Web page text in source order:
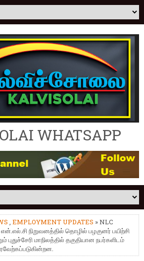
WHATSAPP
, EMPLOYMENT UPDATES » NLC
நிறுவனத்தில் தொழில் பழகுனர் பயிற்சி
புதுச்சேரி மாநிலத்தில் தகுதியான நபர்களிடம்